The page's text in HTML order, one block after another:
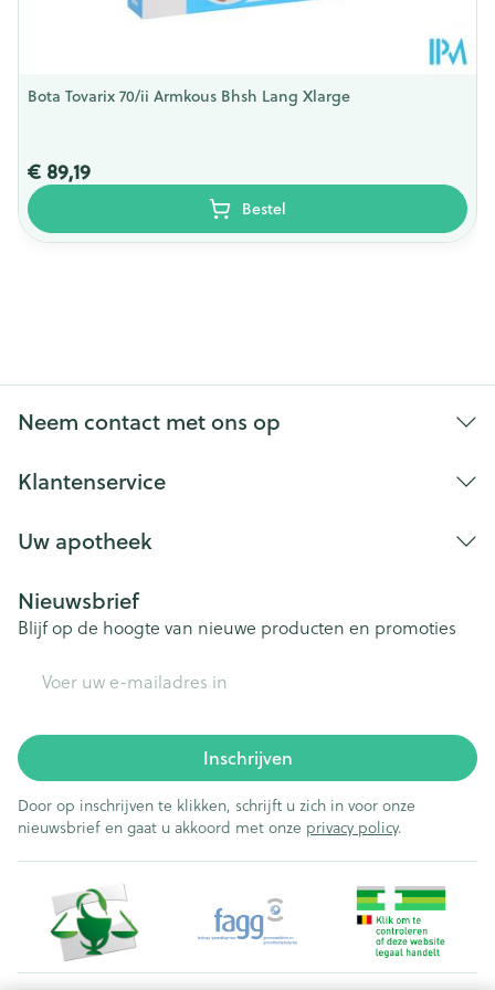
Bota Tovarix 70/ii Armkous Bhsh Lang Xlarge
€ 89,19
Bestel
Neem contact met ons op
Klantenservice
Uw apotheek
Nieuwsbrief
Blijf op de hoogte van nieuwe producten en promoties
Inschrijven
Door op inschrijven te klikken, schrijft u zich in voor onze
nieuwsbrief en gaat u akkoord met onze privacy policy.